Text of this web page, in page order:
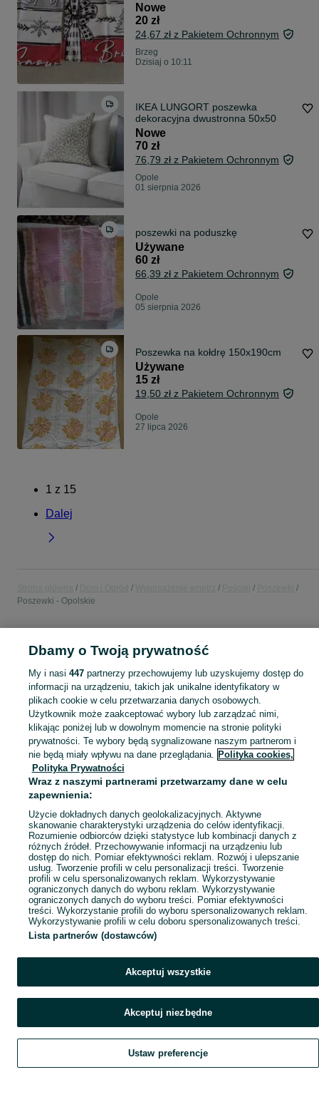
Nowe
20 zł
24,67 zł z Pakietem Ochronnym
Brzeg
Dzisiaj o 10:11
IKEA LUNGORT poszewka
dekoracyjna dwustronna 50x50
Nowe
70 zł
76,79 zł z Pakietem Ochronnym
Opole
01 sierpnia 2026
poszewki na poduszkę
Używane
60 zł
66,39 zł z Pakietem Ochronnym
Opole
05 sierpnia 2026
Poszewka na kołdrę 150x190cm
Używane
15 zł
19,50 zł z Pakietem Ochronnym
Opole
27 lipca 2026
1 z 15
Dalej
Poszewki - Opolskie
KATEGORIA
Sprzedaż poszewek Opolskie ▶️ Szeroki wybór modeli, wzorów i rozmiarów ✅ Nowe i używane w atrakcyjnych cenach ☝ Sprawdź oferty i kupuj na OLX.pl! Zobacz
Mapa kategorii
Mapa miejscowości
Mapa ministron
Szukaj Obserwujesz Dodaj Czat Konto
Dbamy o Twoją prywatność
My i nasi 447partnerzy przechowujemy lub uzyskujemy dostęp do
informacji na urządzeniu, takich jak unikalne identyfikatory w
plikach cookie w celu przetwarzania danych osobowych.
Użytkownik może zaakceptować wybory lub zarządzać nimi,
klikając poniżej lub w dowolnym momencie na stronie polityki
prywatności. Te wybory będą sygnalizowane naszym partnerom i
nie będą miały wpływu na dane przeglądania. Polityka cookies,
Polityka Prywatności
Wraz z naszymi partnerami przetwarzamy dane w celu
zapewnienia:
Użycie dokładnych danych geolokalizacyjnych. Aktywne
skanowanie charakterystyki urządzenia do celów identyfikacji.
Rozumienie odbiorców dzięki statystyce lub kombinacji danych z
różnych źródeł. Przechowywanie informacji na urządzeniu lub
dostęp do nich. Pomiar efektywności reklam. Rozwój i ulepszanie
usług. Tworzenie profili w celu personalizacji treści. Tworzenie
profili w celu spersonalizowanych reklam. Wykorzystywanie
ograniczonych danych do wyboru reklam. Wykorzystywanie
ograniczonych danych do wyboru treści. Pomiar efektywności
treści. Wykorzystanie profili do wyboru spersonalizowanych reklam.
Wykorzystywanie profili w celu doboru spersonalizowanych treści.
Lista partnerów (dostawców)
Akceptuj wszystkie
Akceptuj niezbędne
Ustaw preferencje